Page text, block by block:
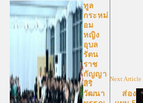
ทูล
กระหม่
อม
หญิง
อุบล
รัตน
ราช
กัญญา
สิริ
วัฒนา
Next Article
ส่อง